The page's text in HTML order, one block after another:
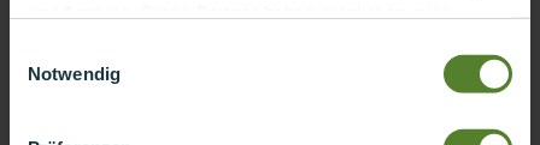
Aktivitäten erhoben wurden. Ihre Zustimmung bedeutet
individueller. Vielen Dank, dass Sie unsere Webseite
Notwendig